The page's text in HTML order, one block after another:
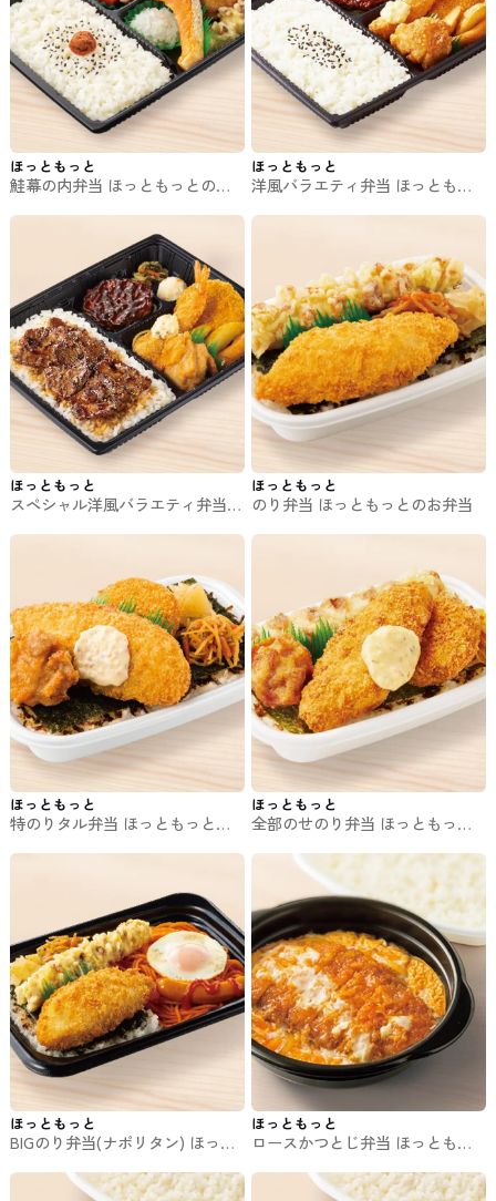
ほっともっと
鮭幕の内弁当 ほっともっとのお
ほっともっと
洋風バラエティ弁当 ほっともっ
ほっともっと
スペシャル洋風バラエティ弁当
ほっともっと
のり弁当 ほっともっとのお弁当
ほっともっと
特のりタル弁当 ほっともっとの
ほっともっと
全部のせのり弁当 ほっともっと
ほっともっと
BIGのり弁当(ナポリタン) ほっと
ほっともっと
ロースかつとじ弁当 ほっともっ